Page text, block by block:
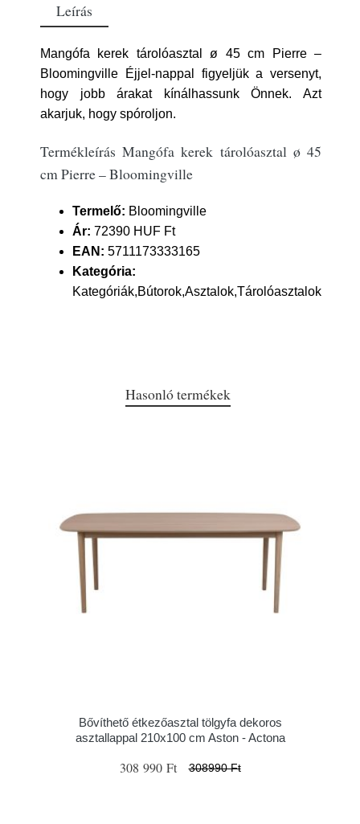
Leírás
Mangófa kerek tárolóasztal ø 45 cm Pierre –
Bloomingville Éjjel-nappal figyeljük a versenyt,
hogy jobb árakat kínálhassunk Önnek. Azt
akarjuk, hogy spóroljon.
Termékleírás Mangófa kerek tárolóasztal ø 45
cm Pierre – Bloomingville
Termelő: Bloomingville
Ár: 72390 HUF Ft
EAN: 5711173333165
Kategória:
Kategóriák,Bútorok,Asztalok,Tárolóasztalok
Hasonló termékek
Bővíthető étkezőasztal tölgyfa dekoros
asztallappal 210x100 cm Aston - Actona
308 990 Ft 308990 Ft